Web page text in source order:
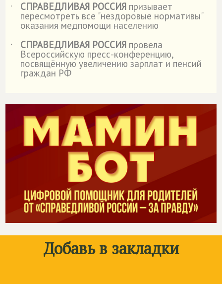
˙
СПРАВЕДЛИВАЯ РОССИЯ призывает
пересмотреть все "нездоровые нормативы"
оказания медпомощи населению
˙
СПРАВЕДЛИВАЯ РОССИЯ провела
Всероссийскую пресс-конференцию,
посвящённую увеличению зарплат и пенсий
граждан РФ
Добавь в закладки